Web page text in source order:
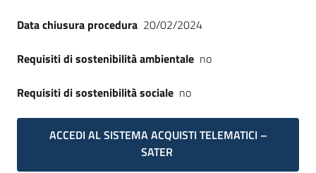
Data chiusura procedura 20/02/2024
Requisiti di sostenibilità ambientale no
Requisiti di sostenibilità sociale no
ACCEDI AL SISTEMA ACQUISTI TELEMATICI –
SATER